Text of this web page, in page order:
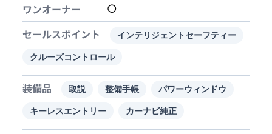
ワンオーナー ◯
セールスポイント インテリジェントセーフティー
クルーズコントロール
装備品 取説 整備手帳 パワーウィンドウ
キーレスエントリー カーナビ純正